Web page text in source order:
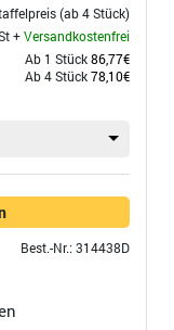
(ab 4 Stück)
+Versandkostenfrei
Ab 1 Stück86,77€
Ab 4 Stück78,10€
Best.-Nr.: 314438D